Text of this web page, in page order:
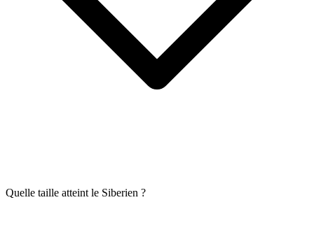
Quelle taille atteint le Siberien ?